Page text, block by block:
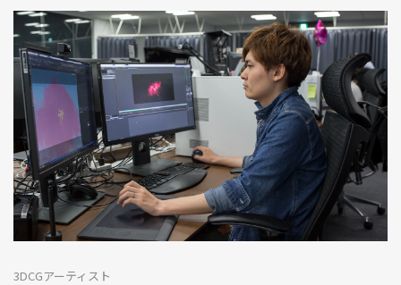
3DCGアーティスト